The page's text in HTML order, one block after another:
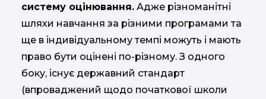
систему оцінювання. Адже різноманітні
шляхи навчання за різними програмами та
ще в індивідуальному темпі можуть і мають
право бути оцінені по-різному. З одного
боку, існує державний стандарт
(впроваджений щодо початкової школи